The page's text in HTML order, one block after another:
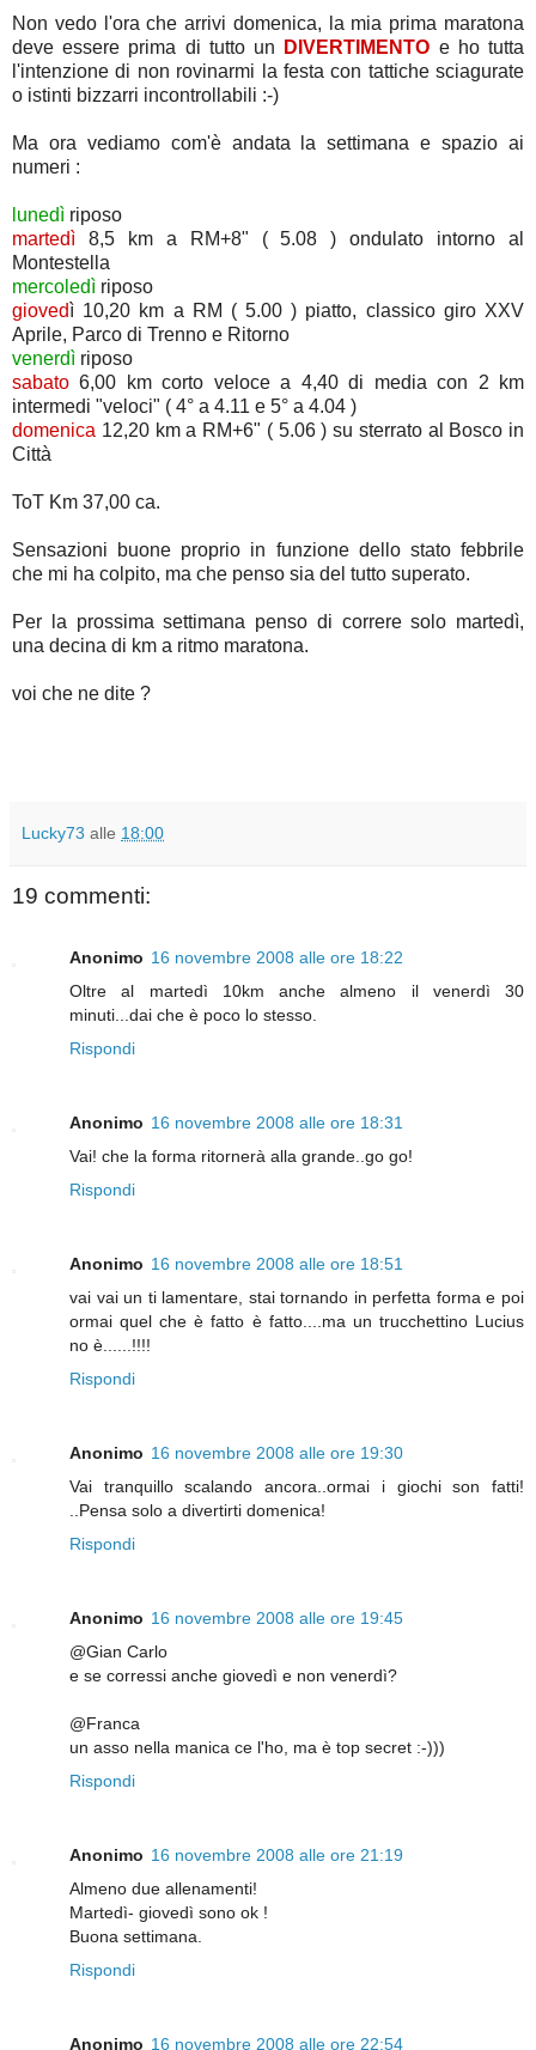
Non vedo l'ora che arrivi domenica, la mia prima maratona
deve essere prima di tutto un
DIVERTIMENTO e ho tutta
l'intenzione di non rovinarmi la festa con tattiche sciagurate
o istinti bizzarri incontrollabili :-)
Ma ora vediamo com'è andata la settimana e spazio ai
numeri :
lunedì riposo
martedì 8,5 km a RM+8" ( 5.08 ) ondulato intorno al
Montestella
mercoledì riposo
giovedì 10,20 km a RM ( 5.00 ) piatto, classico giro XXV
Aprile, Parco di Trenno e Ritorno
venerdì riposo
sabato 6,00 km corto veloce a 4,40 di media con 2 km
intermedi "veloci" ( 4° a 4.11 e 5° a 4.04 )
domenica 12,20 km a RM+6" ( 5.06 ) su sterrato al Bosco in
Città
ToT Km 37,00 ca.
Sensazioni buone proprio in funzione dello stato febbrile
che mi ha colpito, ma che penso sia del tutto superato.
Per la prossima settimana penso di correre solo martedì,
una decina di km a ritmo maratona.
voi che ne dite ?
Lucky73 alle 18:00
19 commenti:
Anonimo 16 novembre 2008 alle ore 18:22
Oltre al martedì 10km anche almeno il venerdì 30
minuti...dai che è poco lo stesso.
Rispondi
Anonimo 16 novembre 2008 alle ore 18:31
Vai! che la forma ritornerà alla grande..go go!
Rispondi
Anonimo 16 novembre 2008 alle ore 18:51
vai vai un ti lamentare, stai tornando in perfetta forma e poi
ormai quel che è fatto è fatto....ma un trucchettino Lucius
no è......!!!!
Rispondi
Anonimo 16 novembre 2008 alle ore 19:30
Vai tranquillo scalando ancora..ormai i giochi son fatti!
..Pensa solo a divertirti domenica!
Rispondi
Anonimo 16 novembre 2008 alle ore 19:45
@Gian Carlo
e se corressi anche giovedì e non venerdì?
@Franca
un asso nella manica ce l'ho, ma è top secret :-)))
Rispondi
Anonimo 16 novembre 2008 alle ore 21:19
Almeno due allenamenti!
Martedì- giovedì sono ok !
Buona settimana.
Rispondi
Anonimo 16 novembre 2008 alle ore 22:54